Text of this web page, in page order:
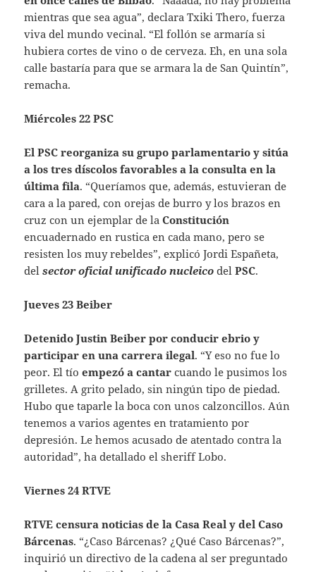
mientras que sea agua”, declara Txiki Thero, fuerza
viva del mundo vecinal. “El follón se armaría si
hubiera cortes de vino o de cerveza. Eh, en una sola
calle bastaría para que se armara la de San Quintín”,
remacha.
Miércoles 22 PSC
El PSC reorganiza su grupo parlamentario y sitúa
a los tres díscolos favorables a la consulta en la
última fila. “Queríamos que, además, estuvieran de
cara a la pared, con orejas de burro y los brazos en
cruz con un ejemplar de laConstitución
encuadernado en rustica en cada mano, pero se
resisten los muy rebeldes”, explicó Jordi Españeta,
delsector oficial unificado nucleico del PSC.
Jueves 23 Beiber
Detenido Justin Beiber por conducir ebrio y
participar en una carrera ilegal. “Y eso no fue lo
peor. El tíoempezó a cantarcuando le pusimos los
grilletes. A grito pelado, sin ningún tipo de piedad.
Hubo que taparle la boca con unos calzoncillos. Aún
tenemos a varios agentes en tratamiento por
depresión. Le hemos acusado de atentado contra la
autoridad”, ha detallado el sheriff Lobo.
Viernes 24 RTVE
RTVE censura noticias de la Casa Real y del Caso
Bárcenas. “¿Caso Bárcenas? ¿Qué Caso Bárcenas?”,
inquirió un directivo de la cadena al ser preguntado